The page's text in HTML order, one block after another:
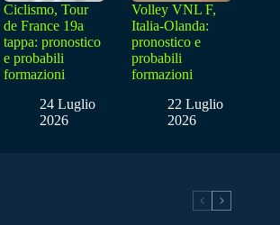
Ciclismo, Tour
de France 19a
tappa: pronostico
e probabili
formazioni
24 Luglio
2026
Volley VNL F,
Italia-Olanda:
pronostico e
probabili
formazioni
22 Luglio
2026